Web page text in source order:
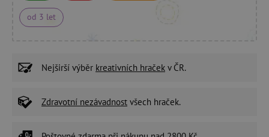
od 3 let
Nejširší výběr kreativních hraček v ČR.
Zdravotní nezávadnost všech hraček.